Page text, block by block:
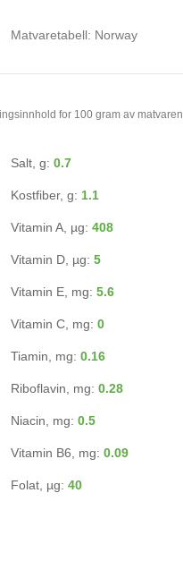
Matvaretabell: Norway
for 100 gram av matvaren
Salt, g: 0.7
Kostfiber, g: 1.1
Vitamin A, µg: 408
Vitamin D, µg: 5
Vitamin E, mg: 5.6
Vitamin C, mg: 0
Tiamin, mg: 0.16
Riboflavin, mg: 0.28
Niacin, mg: 0.5
Vitamin B6, mg: 0.09
Folat, µg: 40